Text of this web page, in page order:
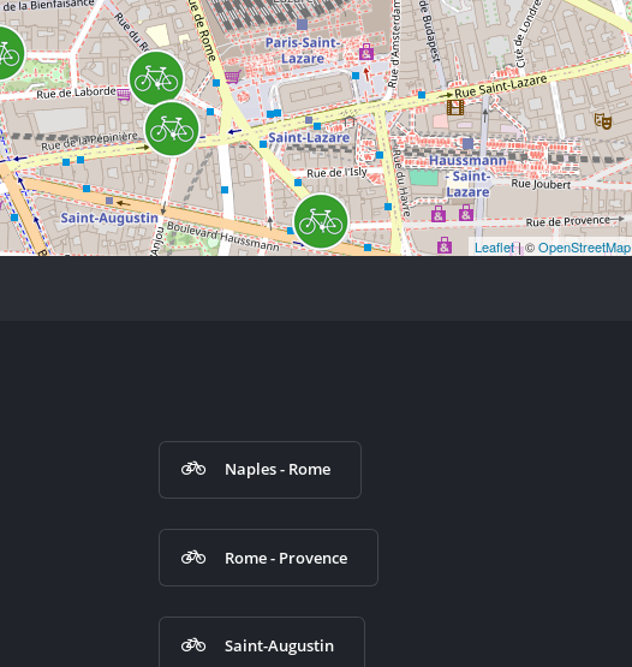
Leaflet| ©OpenStreetMap
Naples - Rome
Rome - Provence
Saint-Augustin